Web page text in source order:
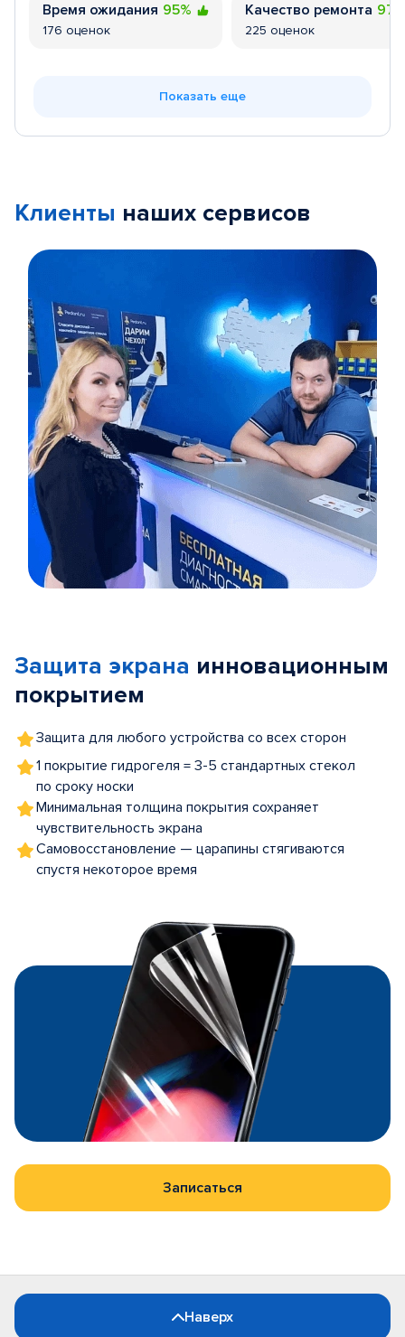
Время ожидания 95%
176 оценок
Качество ремонта
225 оценок
Показать еще
Клиенты наших сервисов
5
Защита экрана инновационным
покрытием
Защита для любого устройства со всех сторон
1 покрытие гидрогеля = 3-5 стандартных стекол
по сроку носки
Минимальная толщина покрытия сохраняет
чувствительность экрана
Самовосстановление — царапины стягиваются
спустя некоторое время
Записаться
Наверх